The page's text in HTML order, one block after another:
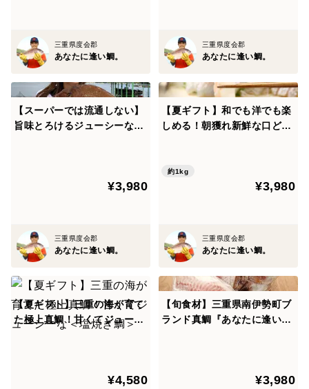
く召し上がれますよ♪
※パッケージ写真は２尾セットになります。
お届けは写真の半量をイメージください。
■商品概要■
三重県南伊勢町迫浦産 養殖真鯛
３枚おろし 食べ比べ（お頭・アラ付き）
お届け日から２日以内にお召し上がり下さい。
お届けした頃がいちばん甘みを感じやすく食べごろで
す。
【サイズ】
１キロ〜1.2キロ(下処理前)
三重県度会郡
あなたに逢い鯛。
三重県度会郡
あなたに逢い鯛。
【スーパーでは流通しない】
旨味とろけるジューシーな
¥3,980
三重県度会郡
あなたに逢い鯛。
【夏ギフト】和でも洋でも楽
しめる！朝獲れ新鮮な口どけ
皮なし＞
約1kg
¥3,980
三重県度会郡
あなたに逢い鯛。
【夏ギフト】三重の海が育て
た極上真鯛！甘くてジューシ
¥4,580
【旬食材】三重県南伊勢町ブ
ランド真鯛『あなたに逢い
¥3,980